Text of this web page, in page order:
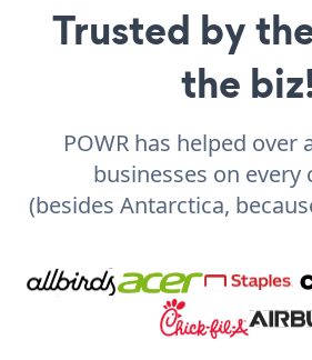
Trusted by
the
POWR has helped over
businesses on every
(besides Antarctica,